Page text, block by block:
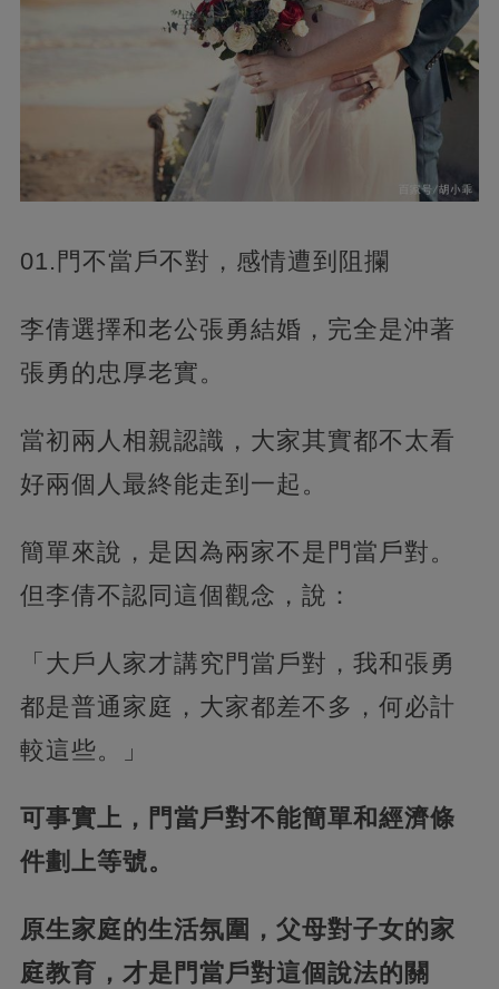
01.門不當戶不對，感情遭到阻攔
李倩選擇和老公張勇結婚，完全是沖著
張勇的忠厚老實。
當初兩人相親認識，大家其實都不太看
好兩個人最終能走到一起。
簡單來說，是因為兩家不是門當戶對。
但李倩不認同這個觀念，說：
「大戶人家才講究門當戶對，我和張勇
都是普通家庭，大家都差不多，何必計
較這些。」
可事實上，門當戶對不能簡單和經濟條
件劃上等號。
原生家庭的生活氛圍，父母對子女的家
庭教育，才是門當戶對這個說法的關